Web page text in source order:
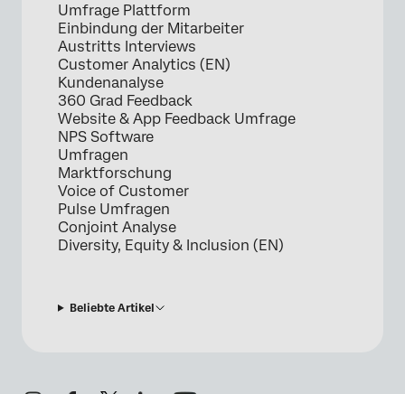
Umfrage Plattform
Einbindung der Mitarbeiter
Austritts Interviews
Customer Analytics (EN)
Kundenanalyse
360 Grad Feedback
Website & App Feedback Umfrage
NPS Software
Umfragen
Marktforschung
Voice of Customer
Pulse Umfragen
Conjoint Analyse
Diversity, Equity & Inclusion (EN)
Beliebte Artikel